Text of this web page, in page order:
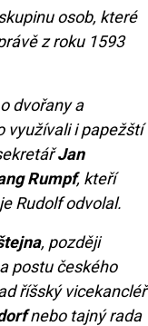
osob, které
z roku 1593
dvořany a
využívali i papežští
Jan
Rumpf, kteří
Rudolf odvolal.
, později
postu českého
říšský vicekancléř
nebo tajný rada